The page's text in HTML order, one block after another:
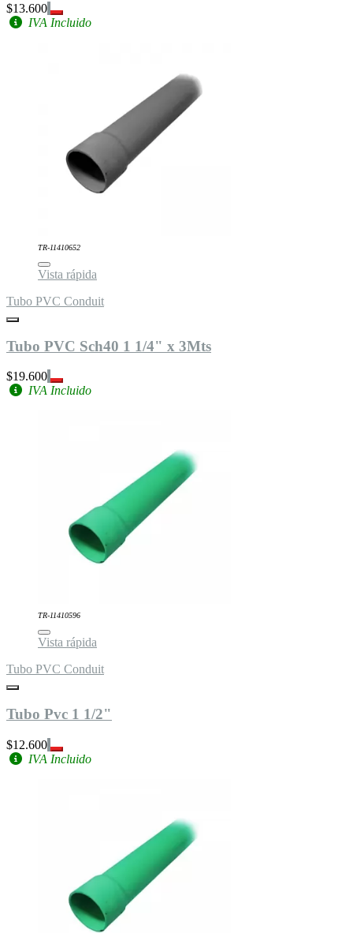
$13.600
IVA Incluido
TR-11410652
Vista rápida
Tubo PVC Conduit
Tubo PVC Sch40 1 1/4" x 3Mts
$19.600
IVA Incluido
TR-11410596
Vista rápida
Tubo PVC Conduit
Tubo Pvc 1 1/2"
$12.600
IVA Incluido